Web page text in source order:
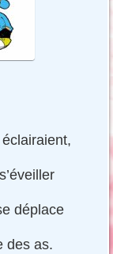
déplace
des as.